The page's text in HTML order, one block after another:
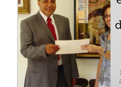
Principales
relacionadas con los
Espacios económicos
Fondos árabes para el
Descargar el programa del
Negocios» (
PDF).